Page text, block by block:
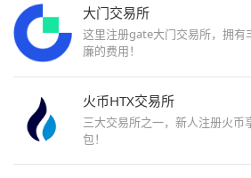
大门交易所
这里注册gate大门交易所，拥有
廉的费用！
火币HTX交易所
三大交易所之一，新人注册火币
包！